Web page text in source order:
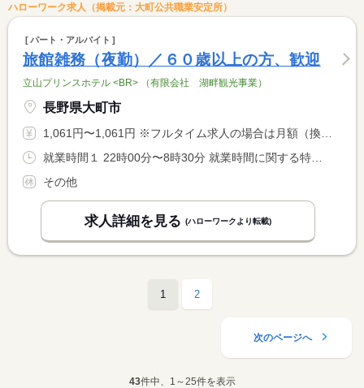
ハローワーク求人（掲載元：大町公共職業安定所）
パート・アルバイト
旅館雑務（夜勤）／６０歳以上の方、歓迎
立山プリンスホテル <BR> （有限会社 湖畔観光事業）
長野県大町市
1,061円〜1,061円 ※フルタイム求人の場合は月額（換算額）、パート求人の場合は時間額を表示しています。
その他
求人詳細を見る (ハローワークより転載)
1 2
次のページへ
43件中、1～25件を表示